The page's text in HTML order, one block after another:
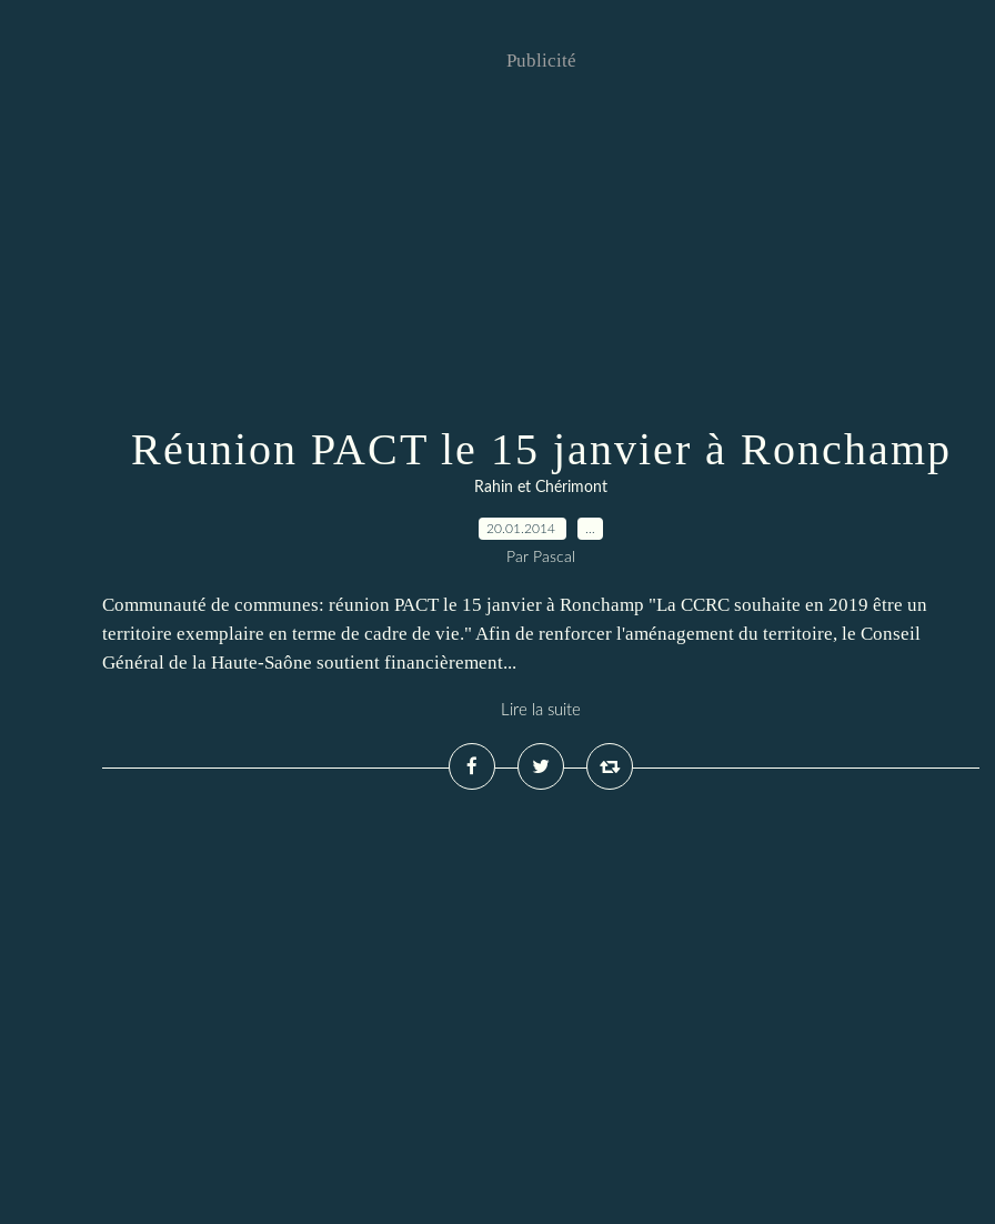
Publicité
Réunion PACT le 15 janvier à Ronchamp
Rahin et Chérimont
20.01.2014
Par Pascal
Communauté de communes: réunion PACT le 15 janvier à Ronchamp "La CCRC souhaite en 2019 être un
territoire exemplaire en terme de cadre de vie." Afin de renforcer l'aménagement du territoire, le Conseil
Général de la Haute-Saône soutient financièrement...
Lire la suite